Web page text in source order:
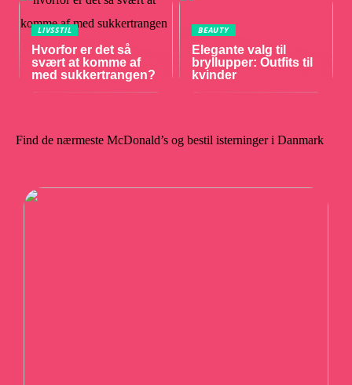
LIVSSTIL
Hvorfor er det så
svært at komme af
med sukkertrangen?
BEAUTY
Elegante valg til
bryllupper: Outfits til
kvinder
Find de nærmeste McDonald’s og bestil isterninger i Danmark